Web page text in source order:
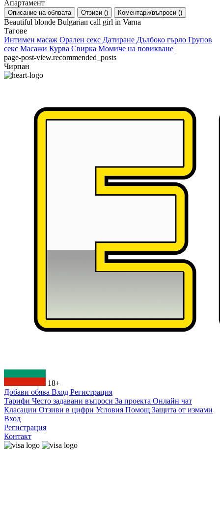
Апартамент
Описание на обявата Отзиви () Коментари/въпроси ()
Beautiful blonde Bulgarian call girl in Varna
Тагове
Интимен масаж Орален секс Датиране Дълбоко гърло Групов
секс Масажи Курва Свирка Момиче на повикване
page-post-view.recommended_posts
Чирпан
18+
Добави обява Вход Регистрация
Тарифи Често задавани въпроси За проекта Онлайн чат
Класации Отзиви в цифри Условия Помощ Защита от измами
Вход
Регистрация
Контакт